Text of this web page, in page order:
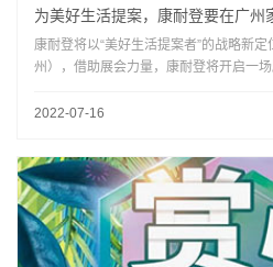
为美好生活提案，康耐登要在广州
康耐登将以“美好生活提案者”的战略新
州），借助展会力量，康耐登将开启一
2022-07-16